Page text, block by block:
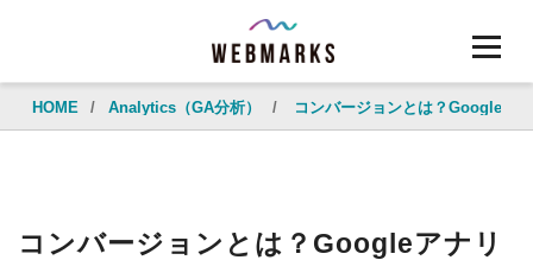
HOME / Analytics（GA分析） / コンバージョンとは？Googleア
コンバージョンとは？Googleアナリ